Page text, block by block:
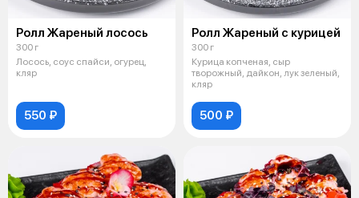
Ролл Жареный лосось
300 г
Лосось, соус спайси, огурец,
кляр
550 ₽
Ролл Жареный с курицей
300 г
Курица копченая, сыр
творожный, дайкон, лук зеленый,
кляр
500 ₽